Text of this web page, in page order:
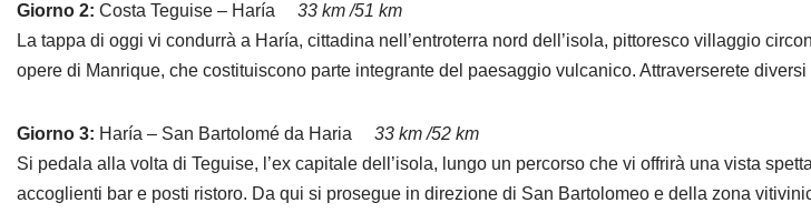
Giorno 2: Costa Teguise – Haría 33 km /51 km
La tappa di oggi vi condurrà a Haría, cittadina nell’entroterra nord dell’isola, pittoresco villaggio
opere di Manrique, che costituiscono parte integrante del paesaggio vulcanico. Attraverserete
Giorno 3: Haría – San Bartolomé da Haria 33 km /52 km
Si pedala alla volta di Teguise, l’ex capitale dell’isola, lungo un percorso che vi offrirà una vista
accoglienti bar e posti ristoro. Da qui si prosegue in direzione di San Bartolomeo e della zona